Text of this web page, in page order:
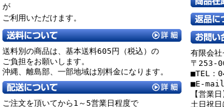
が
ご利用いただけます。
送料別の商品は、基本送料605円（税込）の
ご負担をお願いします。
沖縄、離島部、一部地域は別料金になります。
ご注文を頂いてから1～5営業日程度で
有限会社
〒253-
■TEL：
■E-mail
【営業
土日祝日